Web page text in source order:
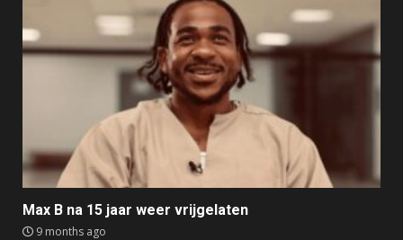
Max B na 15 jaar weer vrijgelaten
9 months ago